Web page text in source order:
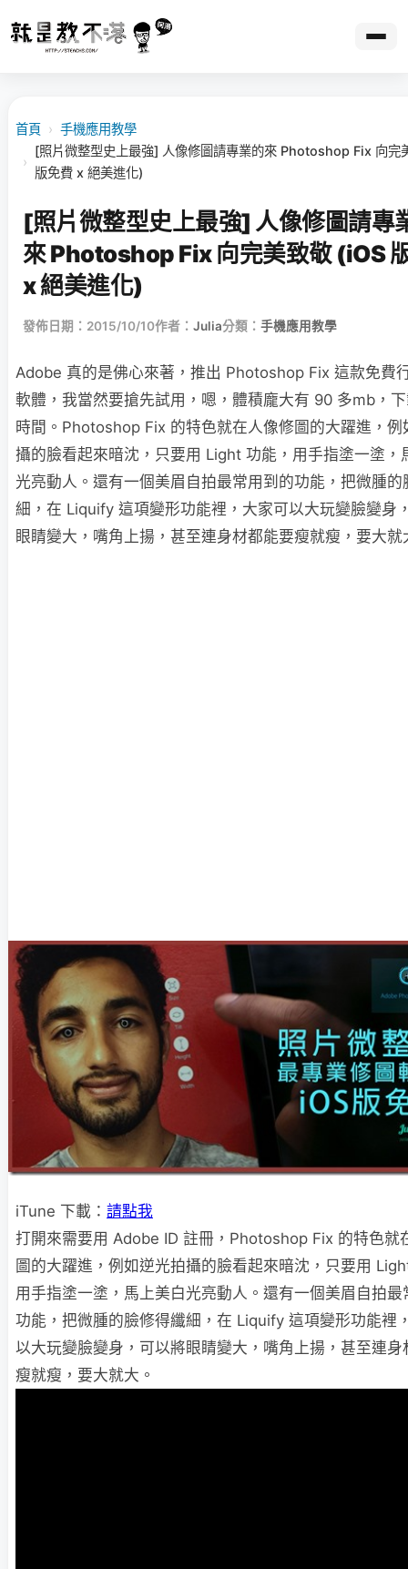
首頁 › 手機應用教學
›
[照片微整型史上最強] 人像修圖請專業的來 Photoshop Fix 向完
版免費 x 絕美進化)
[照片微整型史上最強] 人像修圖請專
來 Photoshop Fix 向完美致敬 (iOS
x 絕美進化)
發佈日期：2015/10/10作者： Julia分類： 手機應用教學
Adobe 真的是佛心來著，推出 Photoshop Fix 這款免費
軟體，我當然要搶先試用，嗯，體積龐大有 90 多mb，
時間。Photoshop Fix 的特色就在人像修圖的大躍進，例
攝的臉看起來暗沈，只要用 Light 功能，用手指塗一塗，
光亮動人。還有一個美眉自拍最常用到的功能，把微腫的
細，在 Liquify 這項變形功能裡，大家可以大玩變臉變身
眼睛變大，嘴角上揚，甚至連身材都能要瘦就瘦，要大就
iTune 下載： 請點我
打開來需要用 Adobe ID 註冊，Photoshop Fix 的特色就
圖的大躍進，例如逆光拍攝的臉看起來暗沈，只要用
用手指塗一塗，馬上美白光亮動人。還有一個美眉自拍最
功能，把微腫的臉修得纖細，在 Liquify 這項變形功能裡
以大玩變臉變身，可以將眼睛變大，嘴角上揚，甚至連身
瘦就瘦，要大就大。